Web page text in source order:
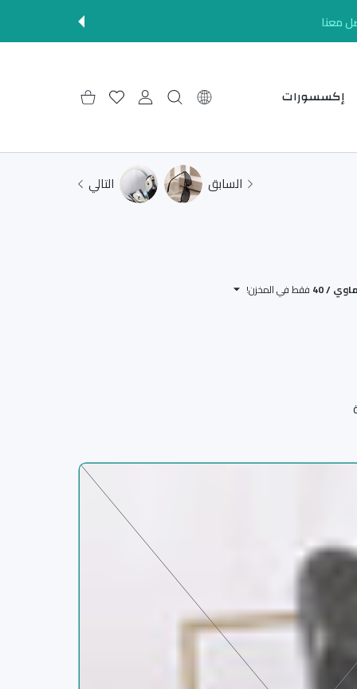
معنا
إكسسورات إعدادات حساب المستخدم
قائمة الرغباتعربة التسوق
السابق التالي
فقط في المخزن!